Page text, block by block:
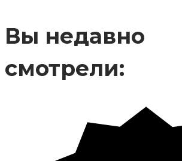
Вы недавно
смотрели: